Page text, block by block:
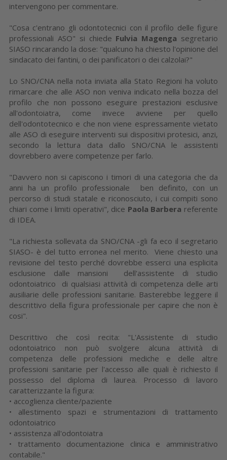
intervengono per commentare.
"Cosa c'entrano gli odontotecnici con il profilo delle figure
professionali ASO" si chiede Fulvia Magenga segretario
SIASO rincarando la dose: "qualcuno ha chiesto l'opinione del
sindacato dei fantini, o dei panificatori o dei calzolai?"
Lo SNO/CNA nella nota inviata alla Stato Regioni ha voluto
rimarcare che alle ASO non veniva indicato nella bozza del
profilo che non possono eseguire prestazioni esclusive
all'odontoiatra, come invece avviene per quello
dell'odontotecnico e che non viene espressamente vietato
alle ASO di eseguire interventi sui dispositivi protesici, anzi,
secondo la lettura data dallo SNO/CNA le assistenti
dovrebbero avere competenze per farlo.
"Davvero non si capiscono i timori di una categoria che da
anni ha un profilo professionale ben definito, con un
percorso di studi statale e riconosciuto, i cui compiti sono
chiari come i limiti operativi", dice Paola Barbera referente
di IDEA.
"La richiesta sollevata da SNO/CNA -gli fa eco il segretario
SIASO- è del tutto erronea nel merito. Viene chiesto una
revisione del testo perché dovrebbe esserci una esplicita
esclusione dalle mansioni dell'assistente di studio
odontoiatrico di qualsiasi attività di competenza delle arti
ausiliarie delle professioni sanitarie. Basterebbe leggere il
descrittivo della figura professionale per capire che non è
cosi".
Descrittivo che così recita: "L'Assistente di studio
odontoiatrico non può svolgere alcuna attività di
competenza delle professioni mediche e delle altre
professioni sanitarie per l'accesso alle quali è richiesto il
possesso del diploma di laurea. Processo di lavoro
caratterizzante la figura:
• accoglienza cliente/paziente
• allestimento spazi e strumentazioni di trattamento
odontoiatrico
• assistenza all'odontoiatra
• trattamento documentazione clinica e amministrativo
contabile."